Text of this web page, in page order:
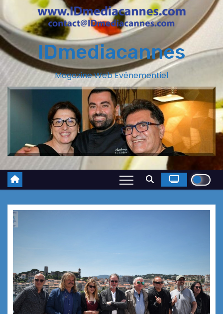
IDmediacannes
Magazine Web Evénementiel